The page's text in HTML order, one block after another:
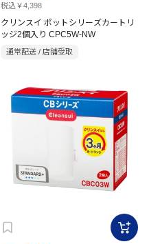
税込￥4,398
クリンスイ ポットシリーズカートリ
ッジ2個入り CPC5W-NW
通常配送 / 店舗受取